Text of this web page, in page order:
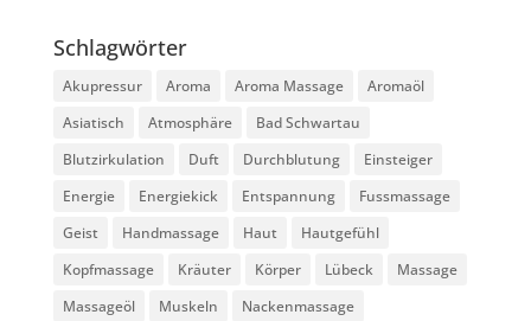
Schlagwörter
Akupressur Aroma Aroma Massage
Aromaöl
Asiatisch
Atmosphäre
Bad Schwartau
Blutzirkulation
Duft Durchblutung
Einsteiger
Energie
Energiekick Entspannung
Fussmassage
Geist
Handmassage Haut
Hautgefühl
Kopfmassage
Kräuter Körper Lübeck
Massage
Massageöl
Muskeln Nackenmassage